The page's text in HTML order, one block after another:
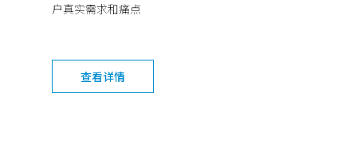
户真实需求和痛点
查看详情